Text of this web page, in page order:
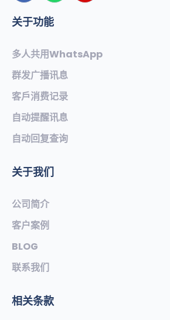
关于功能
多人共用WhatsApp
群发广播讯息
客戶消费记录
自动提醒讯息
自动回复查询
关于我们
公司简介
客户案例
BLOG
联系我们
相关条款